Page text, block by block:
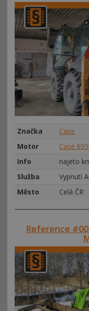
Značka
Case
Motor
Case
Info
najeto
Služba
Vypnutí
Město
Celá ČR
Reference